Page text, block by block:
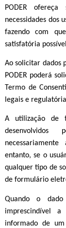
PODER ofereça
necessidades dos
fazendo com
satisfatória
Ao solicitar dados
PODER poderá
Termo de
legais e
A utilização de
entanto, se o
qualquer tipo de
de formulário
Quando o
imprescindível a
informado de